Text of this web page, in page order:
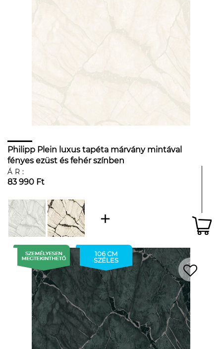
Philipp Plein luxus tapéta márvány mintával
fényes ezüst és fehér színben
ÁR:
83 990 Ft
106 CM
SZÉLES